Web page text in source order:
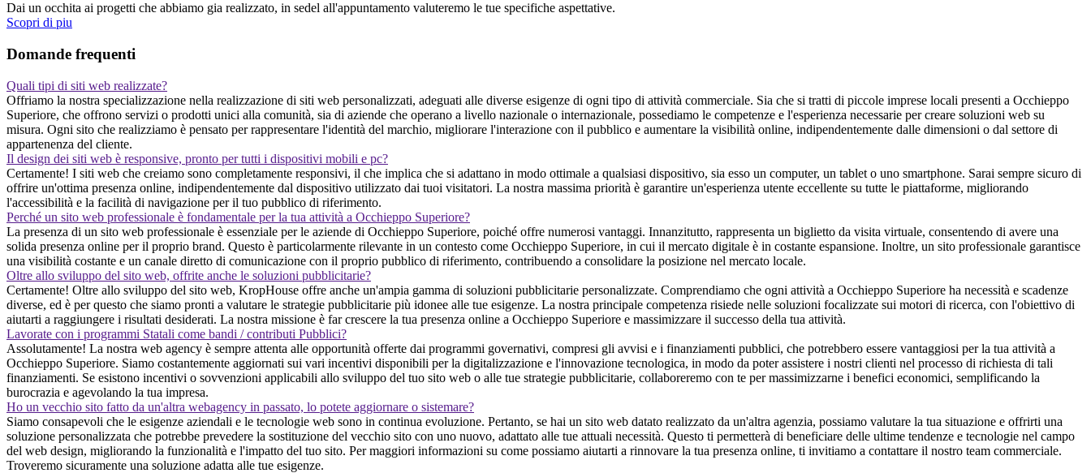
Dai un occhita ai progetti che abbiamo gia realizzato, in sedel all'appuntamento valuteremo le tue specifiche aspettative.
Scopri di piu
Domande frequenti
Quali tipi di siti web realizzate?
Offriamo la nostra specializzazione nella realizzazione di siti web personalizzati, adeguati alle diverse esigenze di ogni tipo di attività commerciale. Sia che si tratti di piccole imprese locali presenti a Occhieppo
Superiore, che offrono servizi o prodotti unici alla comunità, sia di aziende che operano a livello nazionale o internazionale, possediamo le competenze e l'esperienza necessarie per creare soluzioni web su
misura. Ogni sito che realizziamo è pensato per rappresentare l'identità del marchio, migliorare l'interazione con il pubblico e aumentare la visibilità online, indipendentemente dalle dimensioni o dal settore di
appartenenza del cliente.
Il design dei siti web è responsive, pronto per tutti i dispositivi mobili e pc?
Certamente! I siti web che creiamo sono completamente responsivi, il che implica che si adattano in modo ottimale a qualsiasi dispositivo, sia esso un computer, un tablet o uno smartphone. Sarai sempre sicuro di
offrire un'ottima presenza online, indipendentemente dal dispositivo utilizzato dai tuoi visitatori. La nostra massima priorità è garantire un'esperienza utente eccellente su tutte le piattaforme, migliorando
l'accessibilità e la facilità di navigazione per il tuo pubblico di riferimento.
Perché un sito web professionale è fondamentale per la tua attività a Occhieppo Superiore?
La presenza di un sito web professionale è essenziale per le aziende di Occhieppo Superiore, poiché offre numerosi vantaggi. Innanzitutto, rappresenta un biglietto da visita virtuale, consentendo di avere una
solida presenza online per il proprio brand. Questo è particolarmente rilevante in un contesto come Occhieppo Superiore, in cui il mercato digitale è in costante espansione. Inoltre, un sito professionale garantisce
una visibilità costante e un canale diretto di comunicazione con il proprio pubblico di riferimento, contribuendo a consolidare la posizione nel mercato locale.
Oltre allo sviluppo del sito web, offrite anche le soluzioni pubblicitarie?
Certamente! Oltre allo sviluppo del sito web, KropHouse offre anche un'ampia gamma di soluzioni pubblicitarie personalizzate. Comprendiamo che ogni attività a Occhieppo Superiore ha necessità e scadenze
diverse, ed è per questo che siamo pronti a valutare le strategie pubblicitarie più idonee alle tue esigenze. La nostra principale competenza risiede nelle soluzioni focalizzate sui motori di ricerca, con l'obiettivo di
aiutarti a raggiungere i risultati desiderati. La nostra missione è far crescere la tua presenza online a Occhieppo Superiore e massimizzare il successo della tua attività.
Lavorate con i programmi Statali come bandi / contributi Pubblici?
Assolutamente! La nostra web agency è sempre attenta alle opportunità offerte dai programmi governativi, compresi gli avvisi e i finanziamenti pubblici, che potrebbero essere vantaggiosi per la tua attività a
Occhieppo Superiore. Siamo costantemente aggiornati sui vari incentivi disponibili per la digitalizzazione e l'innovazione tecnologica, in modo da poter assistere i nostri clienti nel processo di richiesta di tali
finanziamenti. Se esistono incentivi o sovvenzioni applicabili allo sviluppo del tuo sito web o alle tue strategie pubblicitarie, collaboreremo con te per massimizzarne i benefici economici, semplificando la
burocrazia e agevolando la tua impresa.
Ho un vecchio sito fatto da un'altra webagency in passato, lo potete aggiornare o sistemare?
Siamo consapevoli che le esigenze aziendali e le tecnologie web sono in continua evoluzione. Pertanto, se hai un sito web datato realizzato da un'altra agenzia, possiamo valutare la tua situazione e offrirti una
soluzione personalizzata che potrebbe prevedere la sostituzione del vecchio sito con uno nuovo, adattato alle tue attuali necessità. Questo ti permetterà di beneficiare delle ultime tendenze e tecnologie nel campo
del web design, migliorando la funzionalità e l'impatto del tuo sito. Per maggiori informazioni su come possiamo aiutarti a rinnovare la tua presenza online, ti invitiamo a contattare il nostro team commerciale.
Troveremo sicuramente una soluzione adatta alle tue esigenze.